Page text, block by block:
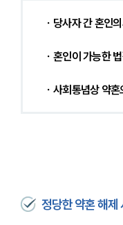
∙ 당사자 간 혼인
∙ 혼인이 가능한
∙ 사회통념상 약
정당한 약혼 해제